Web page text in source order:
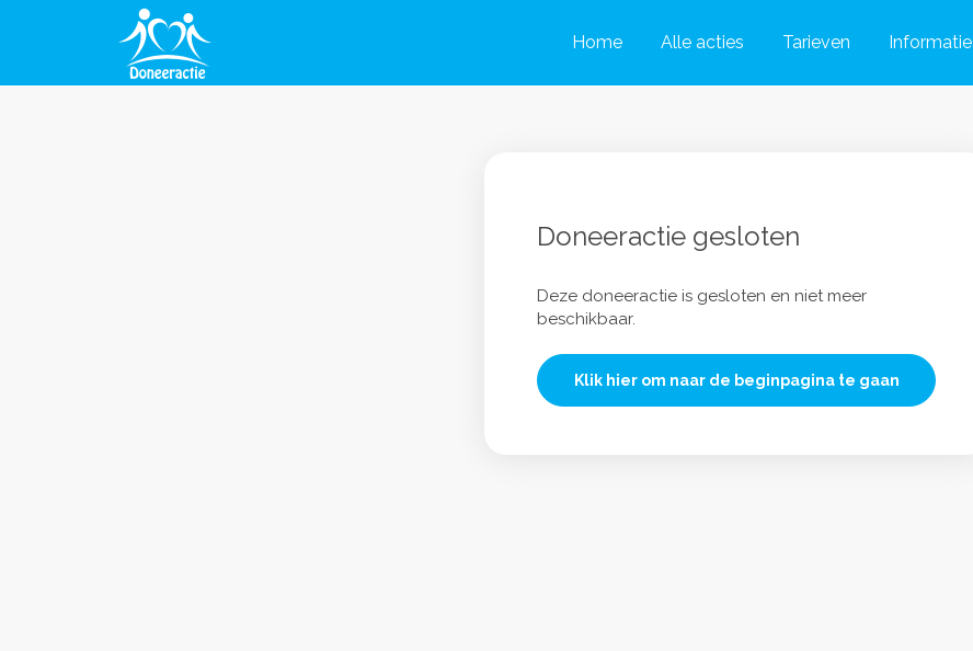
Home Alle acties Tarieven Informatie
Doneeractie gesloten
Deze doneeractie is gesloten en niet meer
beschikbaar.
Klik hier om naar de beginpagina te gaan